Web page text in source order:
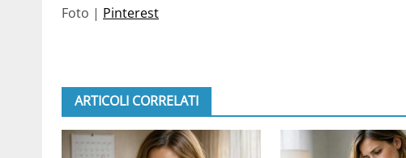
Foto | Pinterest
ARTICOLI CORRELATI